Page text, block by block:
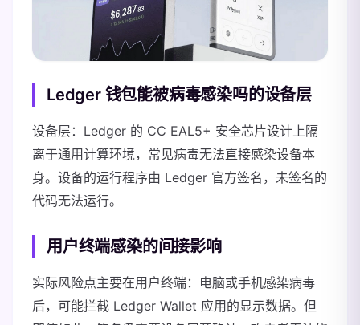
Ledger 钱包能被病毒感染吗的设备层
设备层：Ledger 的 CC EAL5+ 安全芯片设计上隔
离于通用计算环境，常见病毒无法直接感染设备本
身。设备的运行程序由 Ledger 官方签名，未签名的
代码无法运行。
用户终端感染的间接影响
实际风险点主要在用户终端：电脑或手机感染病毒
后，可能拦截 Ledger Wallet 应用的显示数据。但